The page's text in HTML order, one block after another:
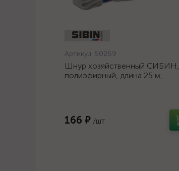
Артикул: 50269
Шнур хозяйственный СИБИН,
полиэфирный, длина 25 м,
166 ₽ /шт